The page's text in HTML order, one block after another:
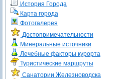
История Города
Карта города
Фотогалерея
Достопримечательности
Минеральные источники
Лечебные факторы курорта
Туристические маршруты
Санатории Железноводска